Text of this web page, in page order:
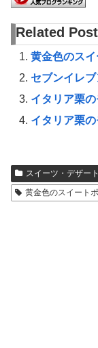
Related
黄金色のス
セブンイレ
イタリア栗
イタリア栗
スイーツ・デザート
黄金色のスイート